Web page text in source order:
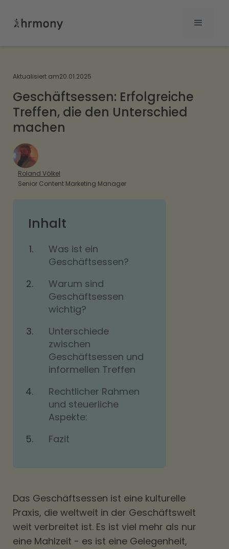
Aktualisiert am20.01.2025
Geschäftsessen: Erfolgreiche
Treffen, die den Unterschied
machen
Roland Völkel
Senior Content Marketing Manager
Inhalt
Was ist ein
Geschäftsessen?
Warum sind
Geschäftsessen
wichtig?
Unterschiede
zwischen
Geschäftsessen und
informellen Treffen
Rechtlicher Rahmen
und steuerliche
Aspekte:
Fazit
Das Geschäftsessen ist eine kulturelle
Praxis, die weltweit in der Geschäftswelt
weit verbreitet ist. Es ist viel mehr als nur
eine Mahlzeit - es ist eine Gelegenheit,